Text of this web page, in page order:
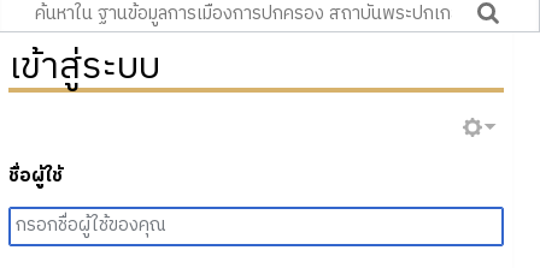
เข้าสู่ระบบ
ชื่อผู้ใช้